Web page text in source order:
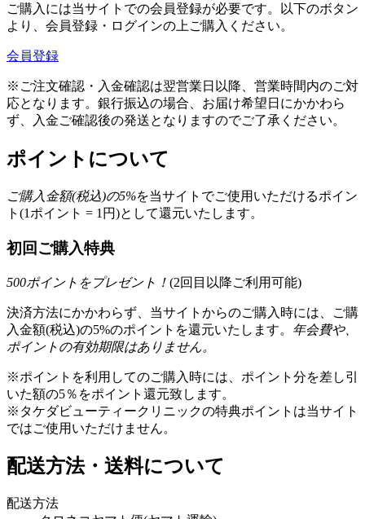
ご購入には当サイトでの会員登録が必要です。以下のボタン
より、会員登録・ログインの上ご購入ください。
会員登録
※ご注文確認・入金確認は翌営業日以降、営業時間内のご対
応となります。銀行振込の場合、お届け希望日にかかわら
ず、入金ご確認後の発送となりますのでご了承ください。
ポイントについて
ご購入金額(税込)の5%を当サイトでご使用いただけるポイン
ト(1ポイント = 1円)として還元いたします。
初回ご購入特典
500ポイントをプレゼント！ (2回目以降ご利用可能)
決済方法にかかわらず、当サイトからのご購入時には、ご購
入金額(税込)の5%のポイントを還元いたします。 年会費や、
ポイントの有効期限はありません。
※ポイントを利用してのご購入時には、ポイント分を差し引
いた額の5％をポイント還元致します。
※タケダビューティークリニックの特典ポイントは当サイト
ではご使用いただけません。
配送方法・送料について
配送方法